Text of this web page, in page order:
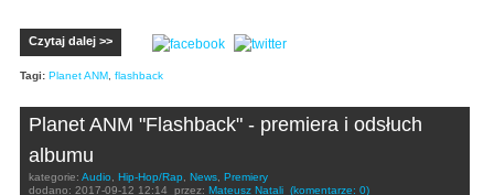
Czytaj dalej >>
Tagi: Planet ANM flashback
Planet ANM "Flashback" - premiera i odsłuch
albumu
kategorie: Audio Hip-Hop/Rap News Premiery
dodano: 2017-09-12 12:14 przez: Mateusz Natali (komentarze: 0)